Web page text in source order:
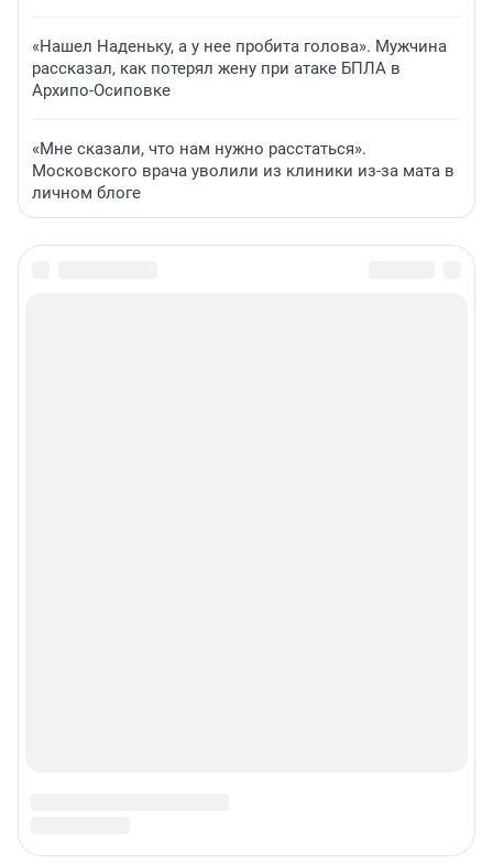
«Нашел Наденьку, а у нее пробита голова». Мужчина
рассказал, как потерял жену при атаке БПЛА в
Архипо-Осиповке
«Мне сказали, что нам нужно расстаться».
Московского врача уволили из клиники из-за мата в
личном блоге